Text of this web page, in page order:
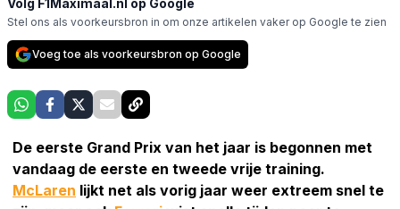
Stel ons als voorkeursbron in om onze artikelen vaker op Google te zien
Voeg toe als voorkeursbron op Google
De eerste Grand Prix van het jaar is begonnen met
vandaag de eerste en tweede vrije training.
McLaren lijkt net als vorig jaar weer extreem snel te